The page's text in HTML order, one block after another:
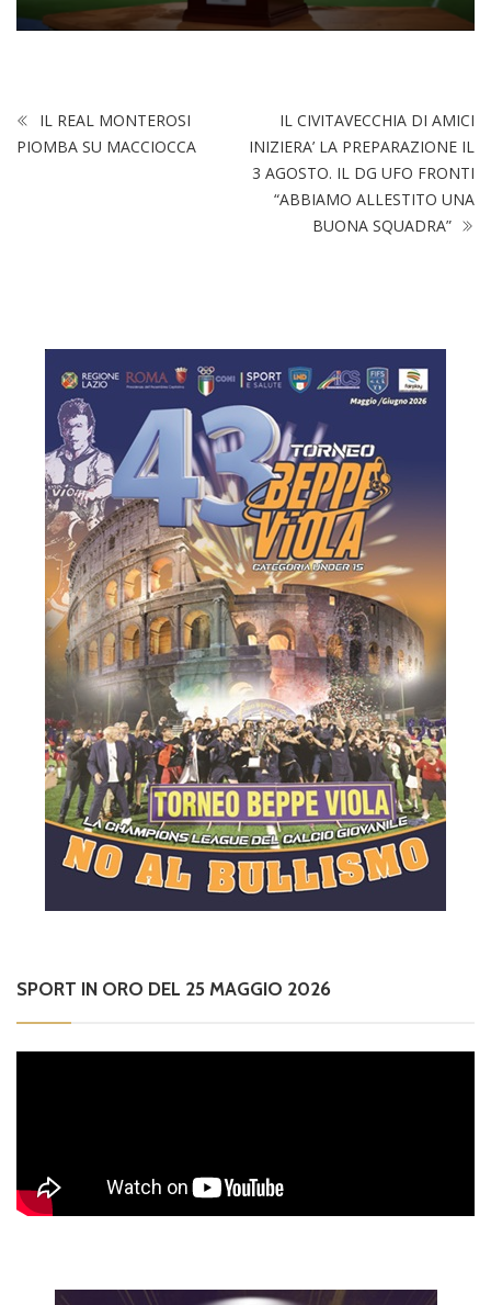
IL REAL MONTEROSI
PIOMBA SU MACCIOCCA
IL CIVITAVECCHIA DI AMICI
INIZIERA’ LA PREPARAZIONE IL
3 AGOSTO. IL DG UFO FRONTI
“ABBIAMO ALLESTITO UNA
BUONA SQUADRA”
SPORT IN ORO DEL 25 MAGGIO 2026